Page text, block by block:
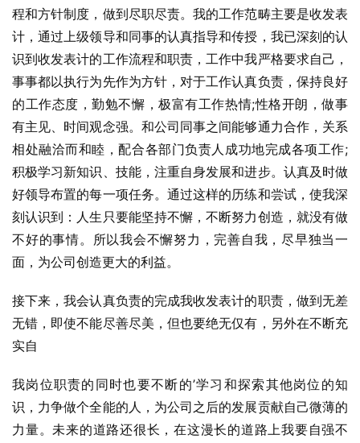
程和方针制度，做到尽职尽责。我的工作范畴主要是收发表
计，通过上级领导和同事的认真指导和传授，我已深刻的认
识到收发表计的工作流程和职责，工作中我严格要求自己，
事事都以执行为先作为方针，对于工作认真负责，保持良好
的工作态度，勤勉不懈，极富有工作热情;性格开朗，做事
有主见、时间观念强。和公司同事之间能够通力合作，关系
相处融洽而和睦，配合各部门负责人成功地完成各项工作;
积极学习新知识、技能，注重自身发展和进步。认真及时做
好领导布置的每一项任务。通过这样的历练和尝试，使我深
刻认识到：人生只要能坚持不懈，不断努力创造，就没有做
不好的事情。所以我会不懈努力，完善自我，尽早独当一
面，为公司创造更大的利益。
接下来，我会认真负责的完成我收发表计的职责，做到无差
无错，即使不能尽善尽美，但也要绝无仅有，另外在不断充
实自
我岗位职责的同时也要不断的’学习和探索其他岗位的知
识，力争做个全能的人，为公司之后的发展贡献自己微薄的
力量。未来的道路还很长，在这漫长的道路上我要自强不